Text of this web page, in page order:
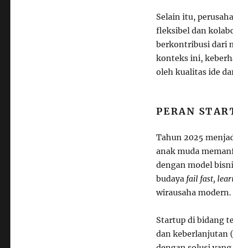
Selain itu,
fleksibel dan
berkontribusi dari
konteks ini,
oleh kualitas ide
PERAN
Tahun 2025
anak muda
dengan model
budaya fail fast,
wirausaha modern.
Startup di bidang
dan keberlanjutan